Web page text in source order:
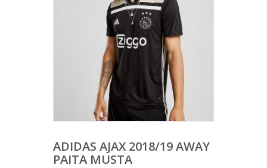
ADIDAS AJAX 2018/19 AWAY
PAITA MUSTA